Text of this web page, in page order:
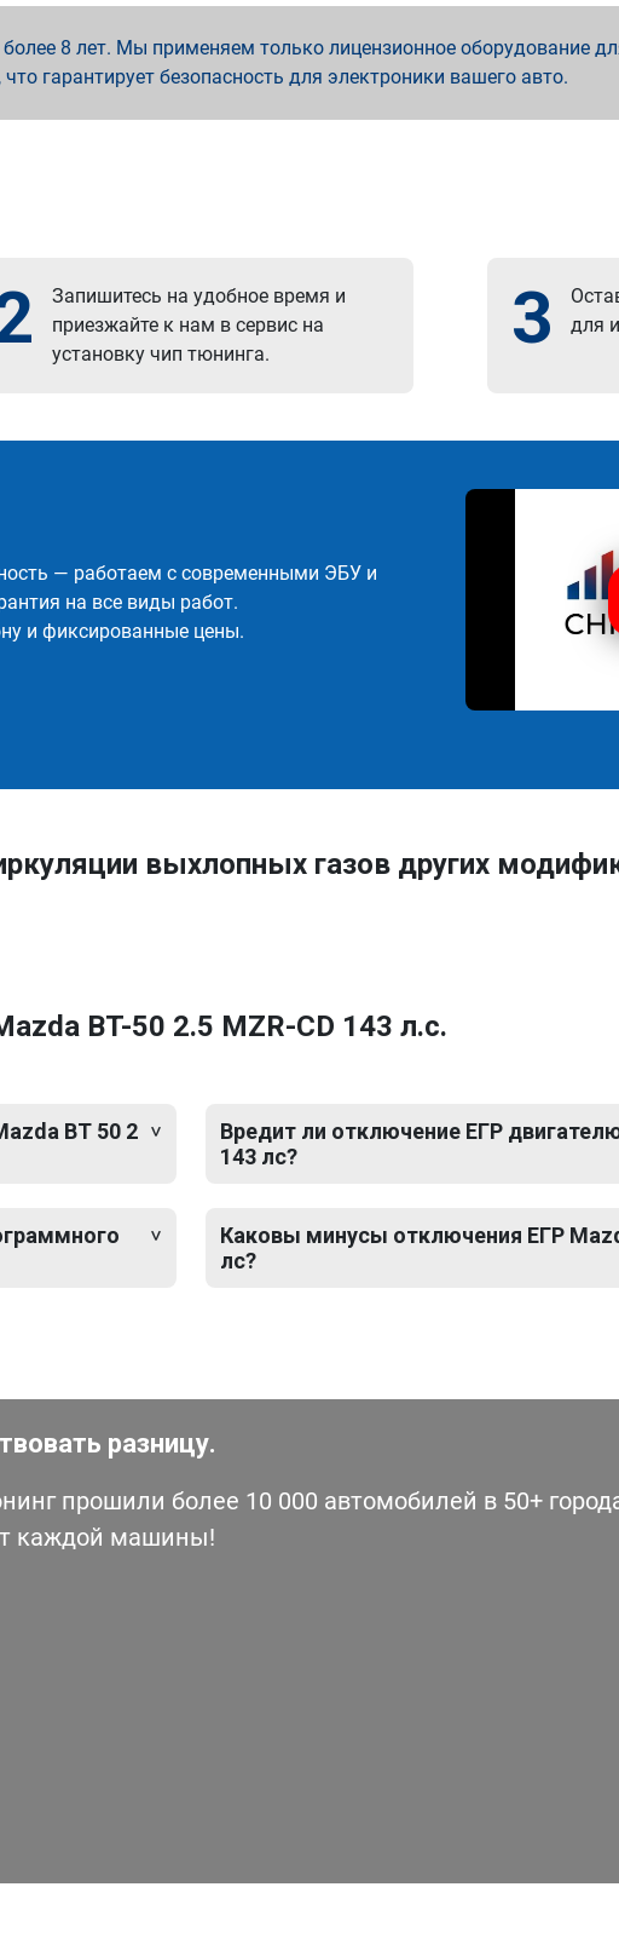
8 лет. Мы применяем только лицензионное оборудование
гарантирует безопасность для электроники вашего авто.
Запишитесь на удобное время и
приезжайте к нам в сервис на
установку чип тюнинга.
3
для
— работаем с современными ЭБУ и
на все виды работ.
и фиксированные цены.
выхлопных газов других
BT-50 2.5 MZR-CD 143 л.с.
BT 50 2
Вредит ли отключение ЕГР
143 лс?
Каковы минусы отключения ЕГР
лс?
разницу.
прошили более 10 000 автомобилей в 50+
каждой машины!